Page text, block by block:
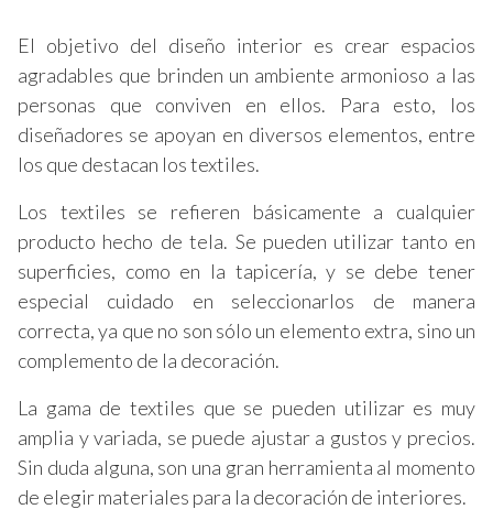
El objetivo del diseño interior es crear espacios
agradables que brinden un ambiente armonioso a las
personas que conviven en ellos. Para esto, los
diseñadores se apoyan en diversos elementos, entre
los que destacan los textiles.
Los textiles se refieren básicamente a cualquier
producto hecho de tela. Se pueden utilizar tanto en
superficies, como en la tapicería, y se debe tener
especial cuidado en seleccionarlos de manera
correcta, ya que no son sólo un elemento extra, sino un
complemento de la decoración.
La gama de textiles que se pueden utilizar es muy
amplia y variada, se puede ajustar a gustos y precios.
Sin duda alguna, son una gran herramienta al momento
de elegir materiales para la decoración de interiores.